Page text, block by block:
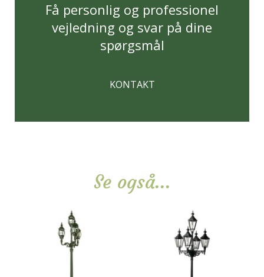
Få personlig og professionel
vejledning og svar på dine
spørgsmål
KONTAKT
Se også...